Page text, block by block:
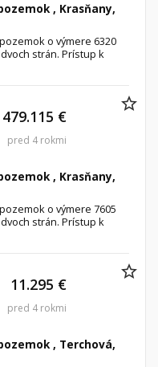
, Krasňany,
o výmere 6320
strán. Prístup k
, Krasňany,
o výmere 7605
strán. Prístup k
479.115 €
pred 4 rokmi
, Terchová,
11.295 €
pred 4 rokmi